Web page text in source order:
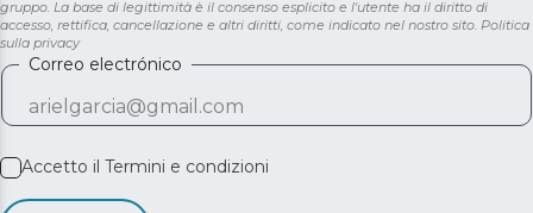
gruppo. La base di legittimità è il consenso esplicito e l'utente ha il diritto di
accesso, rettifica, cancellazione e altri diritti, come indicato nel nostro sito. Politica
sulla privacy
Correo electrónico
Accetto il Termini e condizioni